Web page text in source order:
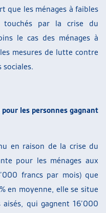
que les ménages à faibles
touchés par la crise du
le cas des ménages à
mesures de lutte contre
sociales.
les personnes gagnant
en raison de la crise du
pour les ménages aux
francs par mois) que
en moyenne, elle se situe
qui gagnent 16’000